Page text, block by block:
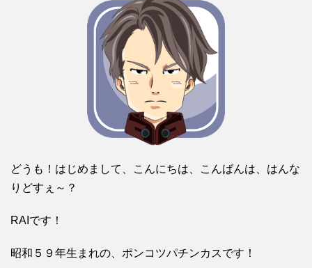
どうも！はじめまして、こんにちは、こんばんは、はんな
りどすぇ～？
RAIです！
昭和５９年生まれの、ポンコツパチンカスです！